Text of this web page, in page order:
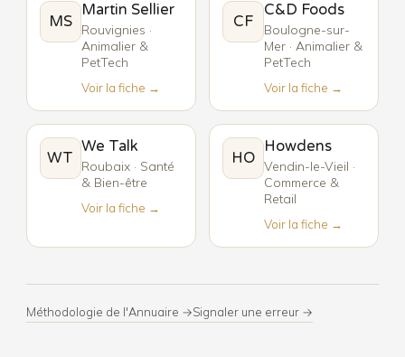
MS
Martin Sellier
Rouvignies ·
Animalier &
PetTech
Voir la fiche →
CF
C&D Foods
Boulogne-sur-
Mer · Animalier &
PetTech
Voir la fiche →
WT
We Talk
Roubaix · Santé
& Bien-être
Voir la fiche →
HO
Howdens
Vendin-le-Vieil ·
Commerce &
Retail
Voir la fiche →
Méthodologie de l'Annuaire →Signaler une erreur →